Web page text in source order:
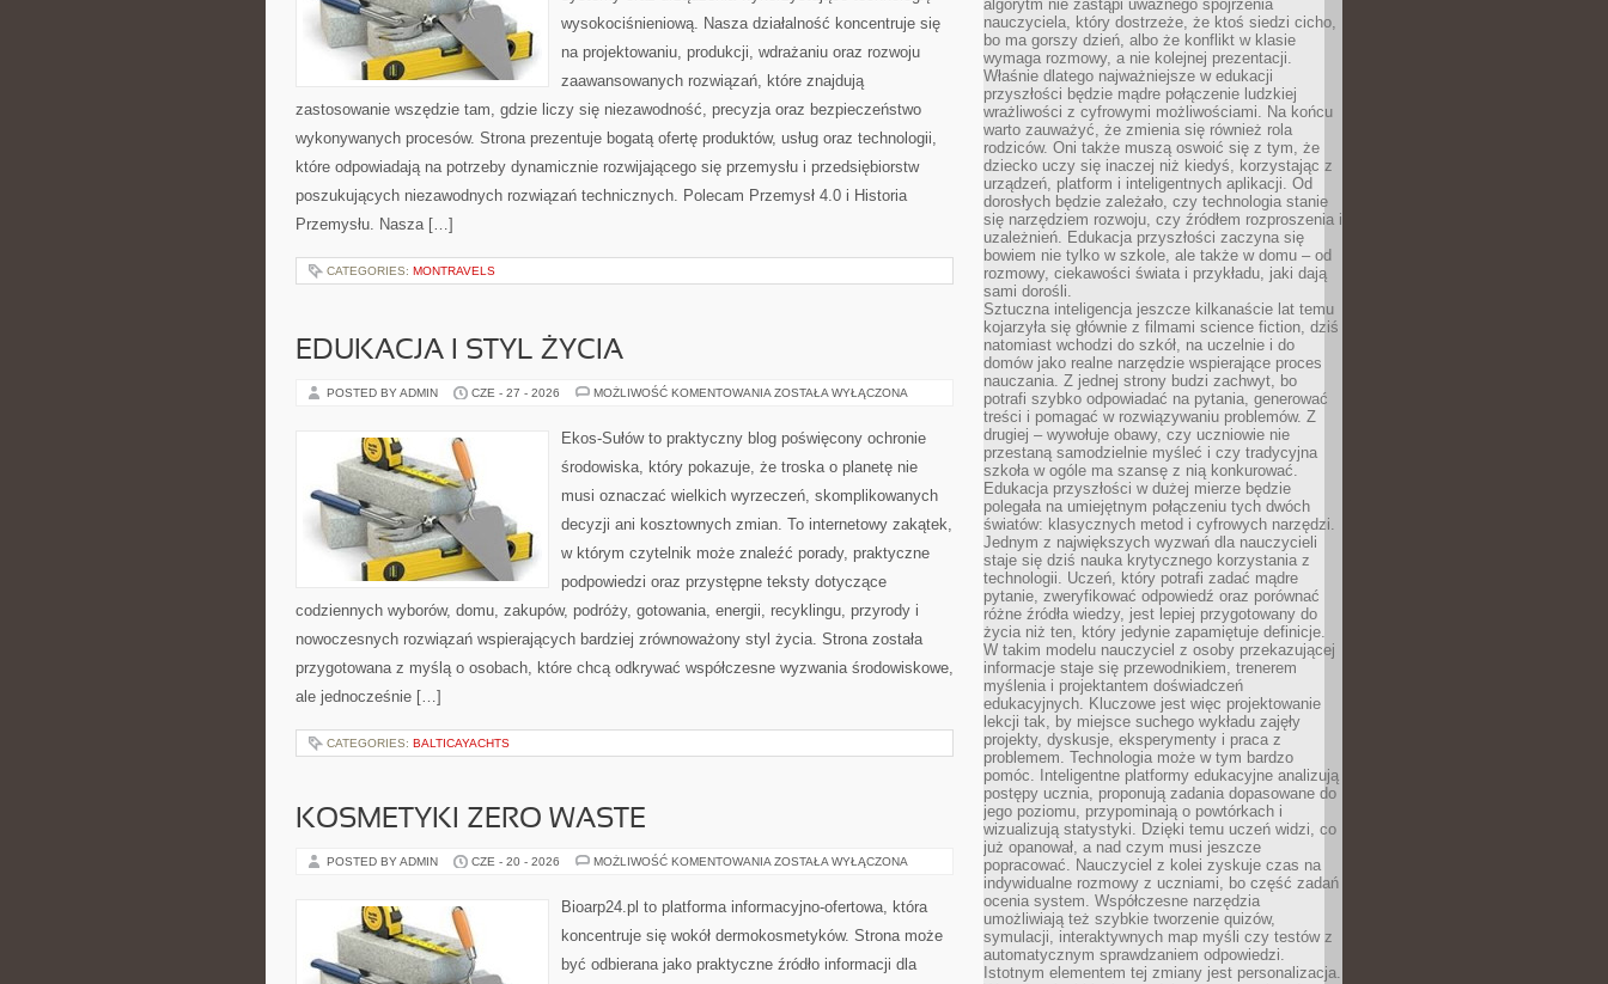
wysokociśnieniową. Nasza działalność koncentruje się
na projektowaniu, produkcji, wdrażaniu oraz rozwoju
zaawansowanych rozwiązań, które znajdują
zastosowanie wszędzie tam, gdzie liczy się niezawodność, precyzja oraz bezpieczeństwo
wykonywanych procesów. Strona prezentuje bogatą ofertę produktów, usług oraz technologii,
które odpowiadają na potrzeby dynamicznie rozwijającego się przemysłu i przedsiębiorstw
poszukujących niezawodnych rozwiązań technicznych. Polecam Przemysł 4.0 i Historia
Przemysłu. Nasza […]
CATEGORIES: MONTRAVELS
EDUKACJA I STYL ŻYCIA
POSTED BY ADMIN CZE - 27 - 2026 MOŻLIWOŚĆ KOMENTOWANIA EDUKACJA
ŻYCIA
ZOSTAŁA WYŁĄCZONA
Ekos-Sułów to praktyczny blog poświęcony ochronie
środowiska, który pokazuje, że troska o planetę nie
musi oznaczać wielkich wyrzeczeń, skomplikowanych
decyzji ani kosztownych zmian. To internetowy zakątek,
w którym czytelnik może znaleźć porady, praktyczne
podpowiedzi oraz przystępne teksty dotyczące
codziennych wyborów, domu, zakupów, podróży, gotowania, energii, recyklingu, przyrody i
nowoczesnych rozwiązań wspierających bardziej zrównoważony styl życia. Strona została
przygotowana z myślą o osobach, które chcą odkrywać współczesne wyzwania środowiskowe,
ale jednocześnie […]
CATEGORIES: BALTICAYACHTS
KOSMETYKI ZERO WASTE
POSTED BY ADMIN CZE - 20 - 2026 MOŻLIWOŚĆ KOMENTOWANIA KOSMETYKI
ZOSTAŁA WYŁĄCZONA
Bioarp24.pl to platforma informacyjno-ofertowa, która
koncentruje się wokół dermokosmetyków. Strona może
być odbierana jako praktyczne źródło informacji dla
algorytm nie zastąpi uważnego spojrzenia
nauczyciela, który dostrzeże, że ktoś siedzi cicho,
bo ma gorszy dzień, albo że konflikt w klasie
wymaga rozmowy, a nie kolejnej prezentacji.
Właśnie dlatego najważniejsze w edukacji
przyszłości będzie mądre połączenie ludzkiej
wrażliwości z cyfrowymi możliwościami. Na końcu
warto zauważyć, że zmienia się również rola
rodziców. Oni także muszą oswoić się z tym, że
dziecko uczy się inaczej niż kiedyś, korzystając z
urządzeń, platform i inteligentnych aplikacji. Od
dorosłych będzie zależało, czy technologia stanie
się narzędziem rozwoju, czy źródłem rozproszenia i
uzależnień. Edukacja przyszłości zaczyna się
bowiem nie tylko w szkole, ale także w domu – od
rozmowy, ciekawości świata i przykładu, jaki dają
sami dorośli.
Sztuczna inteligencja jeszcze kilkanaście lat temu
kojarzyła się głównie z filmami science fiction, dziś
natomiast wchodzi do szkół, na uczelnie i do
domów jako realne narzędzie wspierające proces
nauczania. Z jednej strony budzi zachwyt, bo
potrafi szybko odpowiadać na pytania, generować
treści i pomagać w rozwiązywaniu problemów. Z
drugiej – wywołuje obawy, czy uczniowie nie
przestaną samodzielnie myśleć i czy tradycyjna
szkoła w ogóle ma szansę z nią konkurować.
Edukacja przyszłości w dużej mierze będzie
polegała na umiejętnym połączeniu tych dwóch
światów: klasycznych metod i cyfrowych narzędzi.
Jednym z największych wyzwań dla nauczycieli
staje się dziś nauka krytycznego korzystania z
technologii. Uczeń, który potrafi zadać mądre
pytanie, zweryfikować odpowiedź oraz porównać
różne źródła wiedzy, jest lepiej przygotowany do
życia niż ten, który jedynie zapamiętuje definicje.
W takim modelu nauczyciel z osoby przekazującej
informacje staje się przewodnikiem, trenerem
myślenia i projektantem doświadczeń
edukacyjnych. Kluczowe jest więc projektowanie
lekcji tak, by miejsce suchego wykładu zajęły
projekty, dyskusje, eksperymenty i praca z
problemem. Technologia może w tym bardzo
pomóc. Inteligentne platformy edukacyjne analizują
postępy ucznia, proponują zadania dopasowane do
jego poziomu, przypominają o powtórkach i
wizualizują statystyki. Dzięki temu uczeń widzi, co
już opanował, a nad czym musi jeszcze
popracować. Nauczyciel z kolei zyskuje czas na
indywidualne rozmowy z uczniami, bo część zadań
ocenia system. Współczesne narzędzia
umożliwiają też szybkie tworzenie quizów,
symulacji, interaktywnych map myśli czy testów z
automatycznym sprawdzaniem odpowiedzi.
Istotnym elementem tej zmiany jest personalizacja.